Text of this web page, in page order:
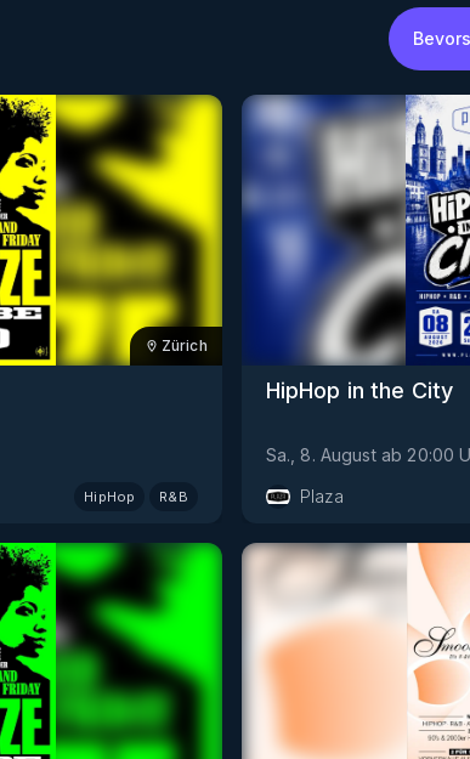
Zürich
HipHop R&B
HipHop in the City
Sa., 8. August ab 20:00
Plaza